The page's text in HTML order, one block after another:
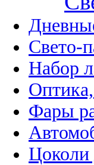
Свето-
Набор
Фары
Цоколи